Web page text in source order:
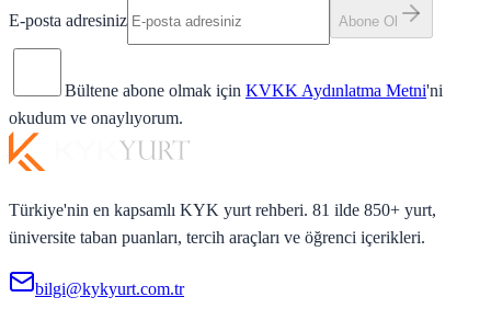
E-posta adresiniz Abone Ol
Bültene abone olmak için KVKK Aydınlatma Metni'ni
okudum ve onaylıyorum.
Türkiye'nin en kapsamlı KYK yurt rehberi. 81 ilde 850+ yurt,
üniversite taban puanları, tercih araçları ve öğrenci içerikleri.
bilgi@kykyurt.com.tr